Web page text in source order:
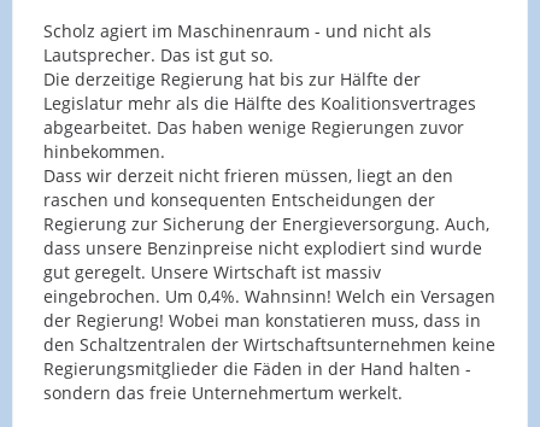
Scholz agiert im Maschinenraum - und nicht als
Lautsprecher. Das ist gut so.
Die derzeitige Regierung hat bis zur Hälfte der
Legislatur mehr als die Hälfte des Koalitionsvertrages
abgearbeitet. Das haben wenige Regierungen zuvor
hinbekommen.
Dass wir derzeit nicht frieren müssen, liegt an den
raschen und konsequenten Entscheidungen der
Regierung zur Sicherung der Energieversorgung. Auch,
dass unsere Benzinpreise nicht explodiert sind wurde
gut geregelt. Unsere Wirtschaft ist massiv
eingebrochen. Um 0,4%. Wahnsinn! Welch ein Versagen
der Regierung! Wobei man konstatieren muss, dass in
den Schaltzentralen der Wirtschaftsunternehmen keine
Regierungsmitglieder die Fäden in der Hand halten -
sondern das freie Unternehmertum werkelt.